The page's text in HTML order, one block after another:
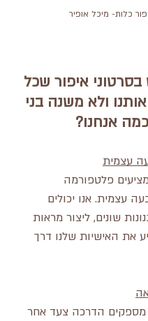
כלות- מיכל אופיר
איפור שכל
ולא משנה בני
כמה אנחנו?
עצמית
פלטפורמה
עצמית. אנו יכולים
שונים, ליצור מראות
את האישיות שלנו דרך
מספקים הדרכה צעד אחר